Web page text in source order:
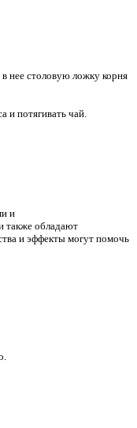
нее столовую ложку корня
и потягивать чай.
и
также обладают
и эффекты могут помочь